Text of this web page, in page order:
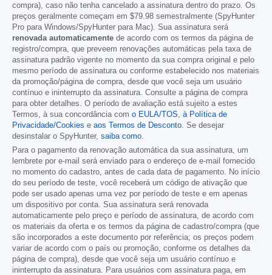
compra), caso não tenha cancelado a assinatura dentro do prazo. Os
preços geralmente começam em $79.98 semestralmente (SpyHunter
Pro para Windows/SpyHunter para Mac). Sua assinatura será
renovada automaticamente de acordo com os termos da página de
registro/compra, que preveem renovações automáticas pela taxa de
assinatura padrão vigente no momento da sua compra original e pelo
mesmo período de assinatura ou conforme estabelecido nos materiais
da promoção/página de compra, desde que você seja um usuário
contínuo e ininterrupto da assinatura. Consulte a página de compra
para obter detalhes. O período de avaliação está sujeito a estes
Termos, à sua concordância com o EULA/TOS, à Política de
Privacidade/Cookies e aos Termos de Desconto. Se desejar
desinstalar o SpyHunter, saiba como.
Para o pagamento da renovação automática da sua assinatura, um
lembrete por e-mail será enviado para o endereço de e-mail fornecido
no momento do cadastro, antes de cada data de pagamento. No início
do seu período de teste, você receberá um código de ativação que
pode ser usado apenas uma vez por período de teste e em apenas
um dispositivo por conta. Sua assinatura será renovada
automaticamente pelo preço e período de assinatura, de acordo com
os materiais da oferta e os termos da página de cadastro/compra (que
são incorporados a este documento por referência; os preços podem
variar de acordo com o país ou promoção, conforme os detalhes da
página de compra), desde que você seja um usuário contínuo e
ininterrupto da assinatura. Para usuários com assinatura paga, em